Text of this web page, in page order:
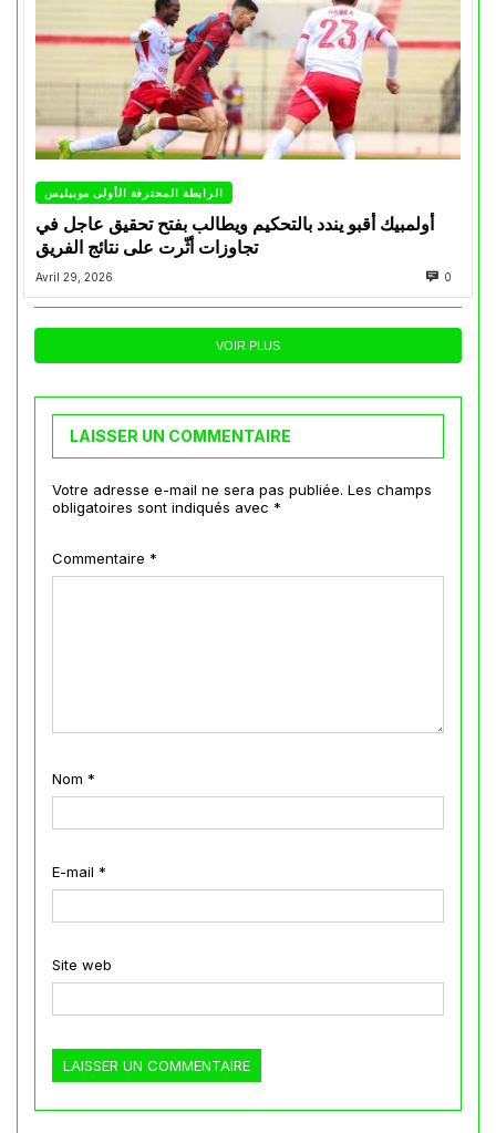
الرابطة المحترفة الأولى موبيليس
أولمبيك أقبو يندد بالتحكيم ويطالب بفتح تحقيق عاجل في
تجاوزات أثّرت على نتائج الفريق
Avril 29, 2026 0
VOIR PLUS
LAISSER UN COMMENTAIRE
Votre adresse e-mail ne sera pas publiée. Les champs
obligatoires sont indiqués avec *
Commentaire *
Nom *
E-mail *
Site web